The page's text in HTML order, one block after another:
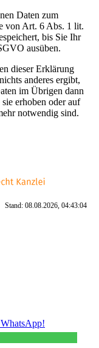
Daten zum
von Art. 6 Abs. 1 lit.
bis Sie Ihr
ausüben.
dieser Erklärung
anderes ergibt,
im Übrigen dann
erhoben oder auf
notwendig sind.
Stand: 08.08.2026, 04:43:04